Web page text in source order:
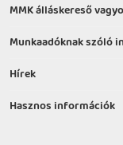
MMK álláskereső
Munkaadóknak szóló
Hírek
Hasznos információk